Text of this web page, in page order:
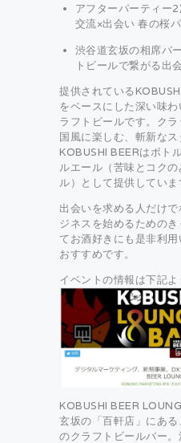
アフターパーティー
交流×出会い 春の桜
渋谷道玄坂の相席バ
トビールで繋がる出
提供されている
をベースにした深い味
ラフトビールです。ク
国風に楽しむ、斬新な
KOBUSHI BEERはボト
ルエール（苦味とコク
ル）として提供していま
出会いを求める人だけ
ジネスを始めるための
てお酒好きにも是非利
おすすめです。
イベントの情報は下記よ
KOBUSHI BEER
玄坂の「百軒店」にあ
のクラフトビールバー